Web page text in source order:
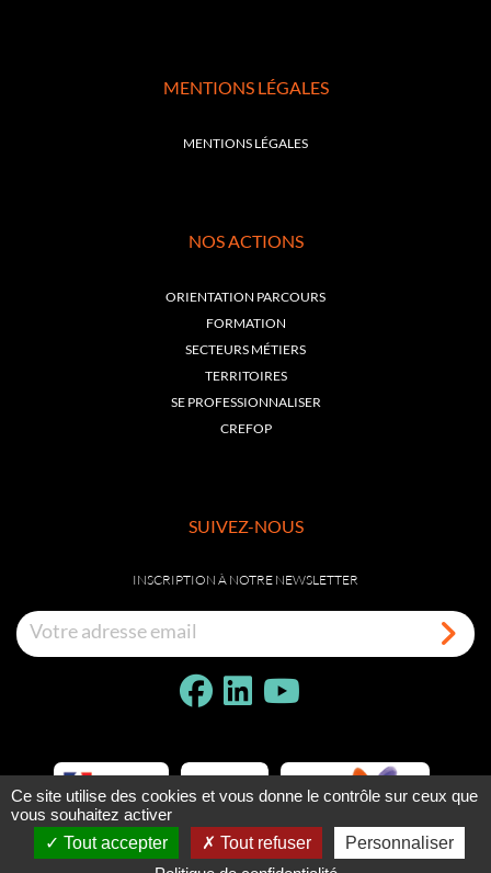
MENTIONS LÉGALES
MENTIONS LÉGALES
NOS ACTIONS
ORIENTATION PARCOURS
FORMATION
SECTEURS MÉTIERS
TERRITOIRES
SE PROFESSIONNALISER
CREFOP
SUIVEZ-NOUS
INSCRIPTION À NOTRE NEWSLETTER
Ce site utilise des cookies et vous donne le contrôle sur ceux que
vous souhaitez activer
Tout accepter
Tout refuser
Personnaliser